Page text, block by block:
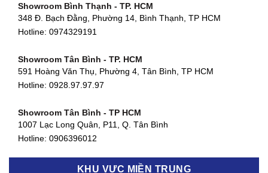
Showroom Bình Thạnh - TP. HCM
348 Đ. Bạch Đằng, Phường 14, Bình Thạnh, TP HCM
Hotline: 0974329191
Showroom Tân Bình - TP. HCM
591 Hoàng Văn Thụ, Phường 4, Tân Bình, TP HCM
Hotline: 0928.97.97.97
Showroom Tân Bình - TP HCM
1007 Lạc Long Quân, P11, Q. Tân Bình
Hotline: 0906396012
Showroom Biên Hòa - Đồng Nai
KHU VỰC MIỀN TRUNG